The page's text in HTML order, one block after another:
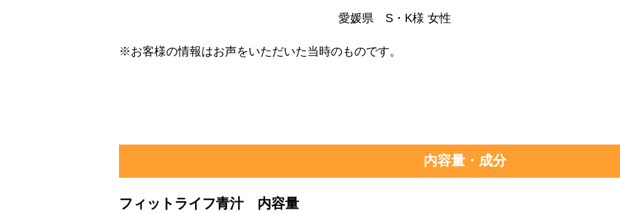
愛媛県 S・K様 女性
※お客様の情報はお声をいただいた当時のものです。
内容量・成分
フィットライフ青汁 内容量